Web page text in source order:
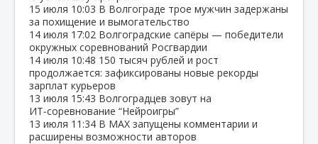
15 июля 10:03 В Волгограде трое мужчин задержаны
за похищение и вымогательство
14 июля 17:02 Волгоградские сапёры — победители
окружных соревнований Росгвардии
14 июля 10:48 150 тысяч рублей и рост
продолжается: зафиксированы новые рекорды
зарплат курьеров
13 июля 15:43 Волгоградцев зовут на
ИТ‑соревнование “Нейроигры”
13 июля 11:34 В МАХ запущены комментарии и
расширены возможности авторов